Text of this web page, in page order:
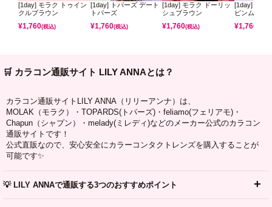
[1day] モラク トゥイン
クルブラウン
¥1,760(税込)
[1day] トパーズ デート
トパーズ
¥1,760(税込)
[1day] モラク ドーリッ
シュブラウン
¥1,760(税込)
[1day] ミレ
ピンムーン
¥1,760
🛒 カラコン通販サイト LILY ANNAとは？
カラコン通販サイトLILY ANNA（リリーアンナ）は、
MOLAK（モラク）・TOPARDS(トパーズ)・feliamo(フェリアモ)・
Chapun（シャプン）・melady(ミレディ)などのメーカー公式のカラコン
通販サイトです！
公式直販なので、安心安全にカラーコンタクトレンズを購入することが
可能です✨
💡 LILY ANNAで通販する3つのおすすめポイント